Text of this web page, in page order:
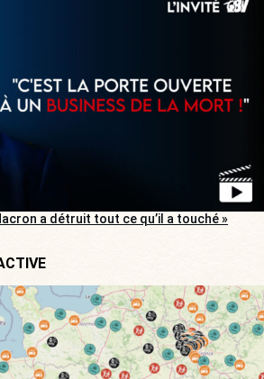
a détruit tout ce qu’il a touché »